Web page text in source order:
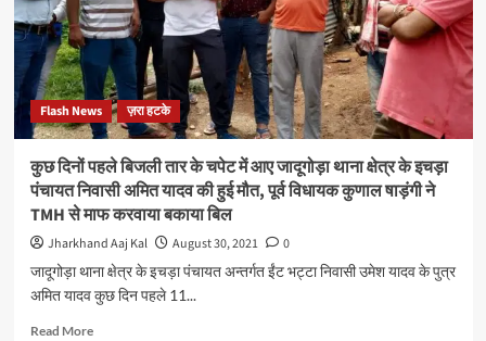
लेकर
स्वास्थ्य
बन्ना
गुप्ता
से
मिला
एन.एस.यू.आई
का
प्रतिनिधिमंडल
Flash News ज़रा हटके
कुछ दिनों पहले बिजली तार के चपेट में आए जादूगोड़ा थाना क्षेत्र के इचड़ा
पंचायत निवासी अमित यादव की हुई मौत, पूर्व विधायक कुणाल षाड़ंगी ने
TMH से माफ करवाया बकाया बिल
Jharkhand Aaj Kal August 30, 2021
0
जादूगोड़ा थाना क्षेत्र के इचड़ा पंचायत अन्तर्गत ईंट भट्टा निवासी उमेश यादव के पुत्र
अमित यादव कुछ दिन पहले 11...
Read MoreRead